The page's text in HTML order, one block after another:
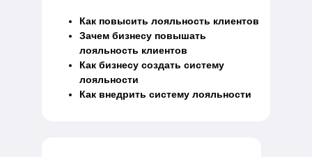
Как повысить лояльность клиентов
Зачем бизнесу повышать
лояльность клиентов
Как бизнесу создать систему
лояльности
Как внедрить систему лояльности